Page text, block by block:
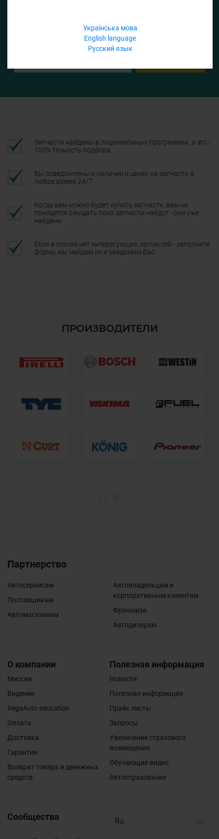
Українська мова
English language
Русский язык
Запчасти найдены в лицензионных программах, а это -
100% точность подбора
Вы осведомлены о наличии и ценах на запчасти в
любое время 24/7
Когда вам нужно будет купить запчасти, вам не
прийдется ожидать пока запчасти найдут - они уже
найдены
Если в списке нет интересующих запчастей - заполните
форму, мы найдем их и уведомим Вас
ПРОИЗВОДИТЕЛИ
Партнерство
Автосервисам
Поставщикам
Автомагазинам
Автовладельцам и
корпоративным клиентам
Франшиза
Автодилерам
О компании
Миссия
Видение
VegaAuto education
Оплата
Доставка
Гарантии
Возврат товара и денежных
средств
Полезная информация
Новости
Полезная информация
Прайс листы
Запросы
Увеличение страхового
возмещения
Обучающие видео
Автострахование
Сообщества